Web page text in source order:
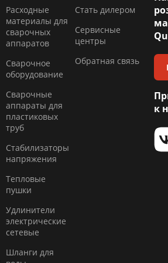
Расходные
материалы для
сварочных
аппаратов
Сварочное
оборудование
Сварочные
аппараты для
пластиковых
труб
Стабилизаторы
напряжения
Тепловые
пушки
Удлинители
электрические
сетевые
Шланги для
Стать дилером
Сервисные
центры
Обратная связь
к